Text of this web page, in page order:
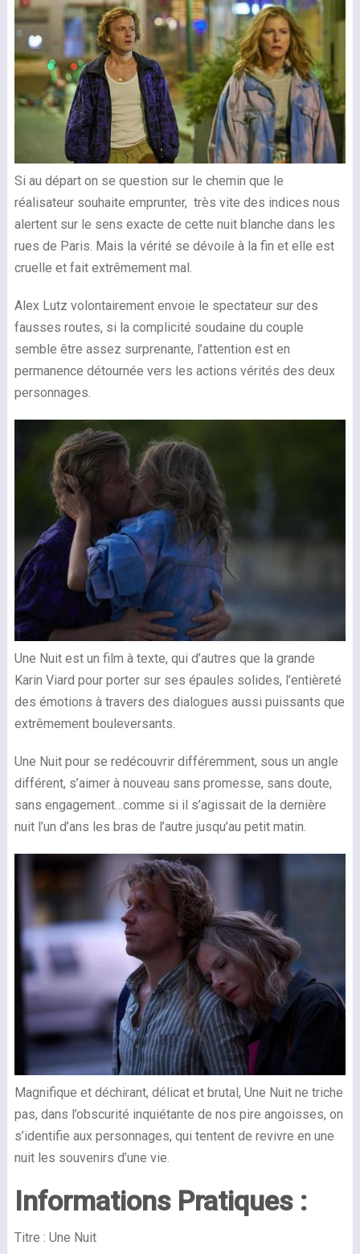
Si au départ on se question sur le chemin que le
réalisateur souhaite emprunter, très vite des indices nous
alertent sur le sens exacte de cette nuit blanche dans les
rues de Paris. Mais la vérité se dévoile à la fin et elle est
cruelle et fait extrêmement mal.
Alex Lutz volontairement envoie le spectateur sur des
fausses routes, si la complicité soudaine du couple
semble être assez surprenante, l’attention est en
permanence détournée vers les actions vérités des deux
personnages.
Une Nuit est un film à texte, qui d’autres que la grande
Karin Viard pour porter sur ses épaules solides, l’entièreté
des émotions à travers des dialogues aussi puissants que
extrêmement bouleversants.
Une Nuit pour se redécouvrir différemment, sous un angle
différent, s’aimer à nouveau sans promesse, sans doute,
sans engagement…comme si il s’agissait de la dernière
nuit l’un d’ans les bras de l’autre jusqu’au petit matin.
Magnifique et déchirant, délicat et brutal, Une Nuit ne triche
pas, dans l’obscurité inquiétante de nos pire angoisses, on
s’identifie aux personnages, qui tentent de revivre en une
nuit les souvenirs d’une vie.
Informations Pratiques :
Titre : Une Nuit